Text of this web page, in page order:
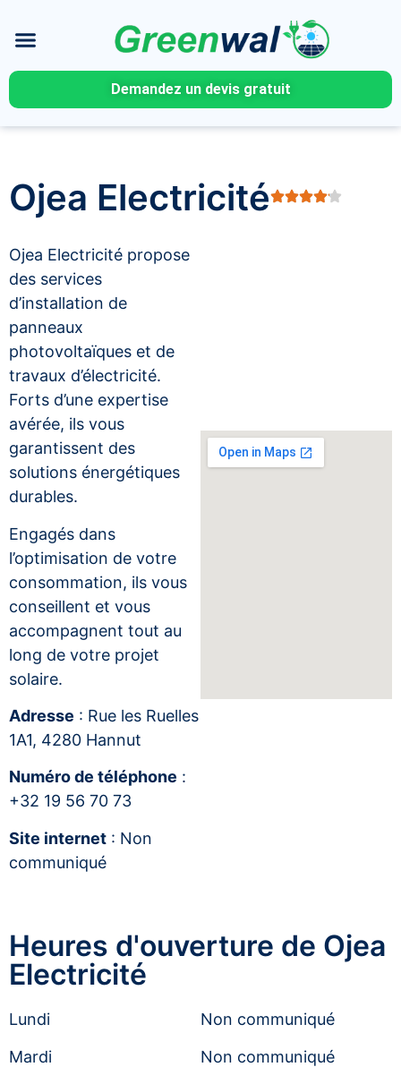
Demandez un devis gratuit
Ojea Electricité
Ojea Electricité propose
des services
d’installation de
panneaux
photovoltaïques et de
travaux d’électricité.
Forts d’une expertise
avérée, ils vous
garantissent des
solutions énergétiques
durables.
Engagés dans
l’optimisation de votre
consommation, ils vous
conseillent et vous
accompagnent tout au
long de votre projet
solaire.
Adresse : Rue les Ruelles
1A1, 4280 Hannut
Numéro de téléphone :
+32 19 56 70 73
Site internet : Non
communiqué
Heures d'ouverture de Ojea
Electricité
Lundi
Non communiqué
Mardi
Non communiqué